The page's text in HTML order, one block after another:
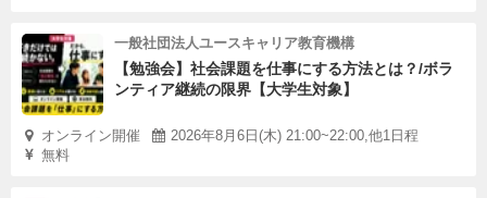
一般社団法人ユースキャリア教育機構
【勉強会】社会課題を仕事にする方法とは？/ボラ
ンティア継続の限界【大学生対象】
オンライン開催
2026年8月6日(木) 21:00~22:00,他1日程
無料